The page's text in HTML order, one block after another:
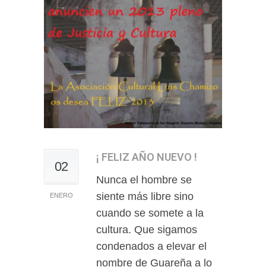
02
ENERO
¡ FELIZ AÑO NUEVO !
Nunca el hombre se
siente más libre sino
cuando se somete a la
cultura. Que sigamos
condenados a elevar el
nombre de Guareña a lo